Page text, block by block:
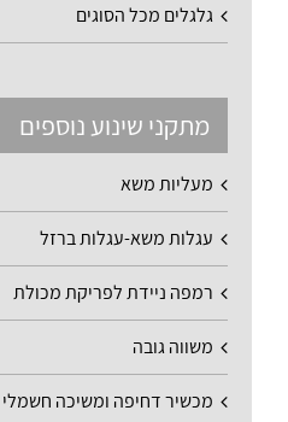
גלגלים מכל הסוגים
מתקני שינוע נוספים
מעליות משא
עגלות משא-עגלות ברזל
רמפה ניידת לפריקת מכולת
משווה גובה
מכשיר דחיפה ומשיכה חשמלי